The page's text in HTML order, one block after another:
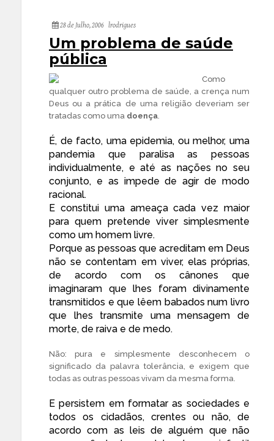
28 de Julho, 2006 lrodrigues
Um problema de saúde
pública
Como
qualquer outro problema de saúde, a crença num
Deus ou a prática de uma religião deveriam ser
tratadas como uma doença.
É, de facto, uma epidemia, ou melhor, uma
pandemia que paralisa as pessoas
individualmente, e até as nações no seu
conjunto, e as impede de agir de modo
racional.
E constitui uma ameaça cada vez maior
para quem pretende viver simplesmente
como um homem livre.
Porque as pessoas que acreditam em Deus
não se contentam em viver, elas próprias,
de acordo com os cânones que
imaginaram que lhes foram divinamente
transmitidos e que lêem babados num livro
que lhes transmite uma mensagem de
morte, de raiva e de medo.
Não: pura e simplesmente desconhecem o
significado da palavra tolerância, e exigem que
todas as outras pessoas vivam da mesma forma.
E persistem em formatar as sociedades e
todos os cidadãos, crentes ou não, de
acordo com as leis de alguém que não